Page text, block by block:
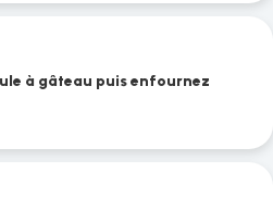
à gâteau puis enfournez